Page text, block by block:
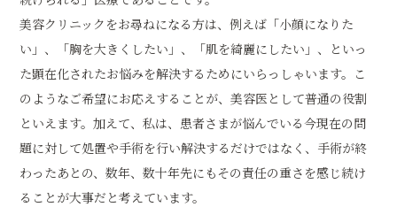
美容クリニックをお尋ねになる方は、例えば「小顔になりた
い」、「胸を大きくしたい」、「肌を綺麗にしたい」、といっ
た顕在化されたお悩みを解決するためにいらっしゃいます。こ
のようなご希望にお応えすることが、美容医として普通の役割
といえます。加えて、私は、患者さまが悩んでいる今現在の問
題に対して処置や手術を行い解決するだけではなく、手術が終
わったあとの、数年、数十年先にもその責任の重さを感じ続け
ることが大事だと考えています。